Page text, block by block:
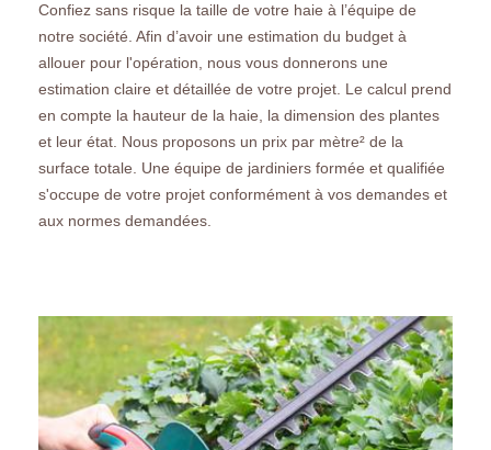
Confiez sans risque la taille de votre haie à l’équipe de
notre société. Afin d’avoir une estimation du budget à
allouer pour l'opération, nous vous donnerons une
estimation claire et détaillée de votre projet. Le calcul prend
en compte la hauteur de la haie, la dimension des plantes
et leur état. Nous proposons un prix par mètre² de la
surface totale. Une équipe de jardiniers formée et qualifiée
s'occupe de votre projet conformément à vos demandes et
aux normes demandées.